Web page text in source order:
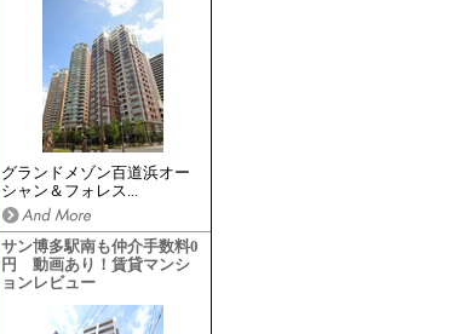
グランドメゾン百道浜オー
シャン＆フォレス...
サン博多駅南も仲介手数料0
円 動画あり！賃貸マンシ
ョンレビュー